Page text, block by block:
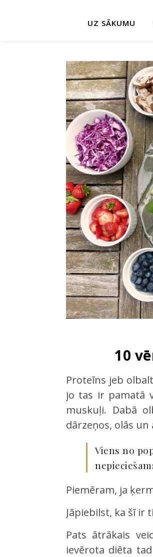
UZ SĀKUMU
10
Proteīns jeb
jo tas ir pamatā
muskuļi. Dabā
dārzeņos, olās un
Viens no
Piemēram, ja
Jāpiebilst, ka šī ir
Pats ātrākais
ievērota diēta